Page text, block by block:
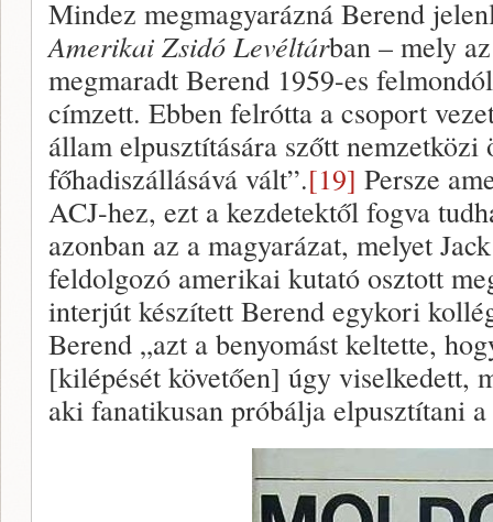
Mindez megmagyarázná Berend
Amerikai Zsidó Levéltárban – mely
megmaradt Berend 1959-es
címzett. Ebben felrótta a csoport
állam elpusztítására szőtt nemzetközi
főhadiszállásává vált”.[19] Persze
ACJ-hez, ezt a kezdetektől fogva
azonban az a magyarázat, melyet
feldolgozó amerikai kutató osztott
interjút készített Berend egykori
Berend „azt a benyomást keltette,
[kilépését követően] úgy viselkedett,
aki fanatikusan próbálja elpusztítani